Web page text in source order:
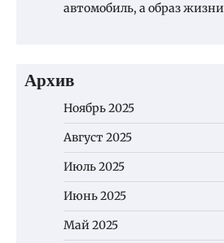
автомобиль, а образ жизни
Архив
Ноябрь 2025
Август 2025
Июль 2025
Июнь 2025
Май 2025